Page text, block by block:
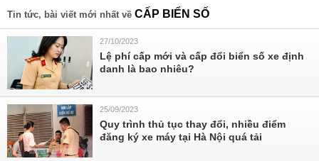
Tin tức, bài viết mới nhất về CẤP BIỂN SỐ
27/10/2023
Lệ phí cấp mới và cấp đổi biển số xe định
danh là bao nhiêu?
25/09/2023
Quy trình thủ tục thay đổi, nhiều điểm
đăng ký xe máy tại Hà Nội quá tải